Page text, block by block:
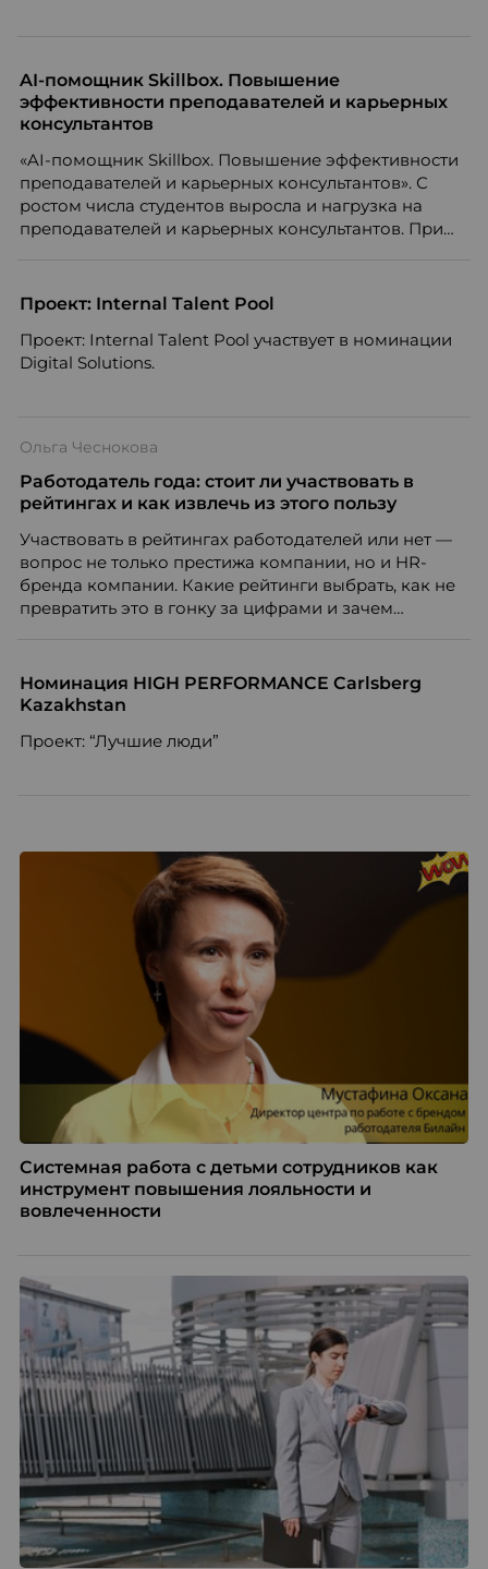
AI-помощник Skillbox. Повышение
эффективности преподавателей и карьерных
консультантов
«AI-помощник Skillbox. Повышение эффективности
преподавателей и карьерных консультантов». С
ростом числа студентов выросла и нагрузка на
преподавателей и карьерных консультантов. При
повысить эффективность сотрудников, ускорить
процессы, сохранить качество поддержки и
масштабироваться без роста команды. Так и
появился AI-помощник, встроенный в платформу
Проект: Internal Talent Pool
Проект: Internal Talent Pool участвует в номинации
Digital Solutions.
Ольга Чеснокова
Работодатель года: стоит ли участвовать в
рейтингах и как извлечь из этого пользу
Участвовать в рейтингах работодателей или нет —
вопрос не только престижа компании, но и HR-
бренда компании. Какие рейтинги выбрать, как не
превратить это в гонку за цифрами и зачем
Чеснокова, HR-директор Right line.
Номинация HIGH PERFORMANCE Carlsberg
Kazakhstan
Проект: “Лучшие люди”
Системная работа с детьми сотрудников как
инструмент повышения лояльности и
вовлеченности